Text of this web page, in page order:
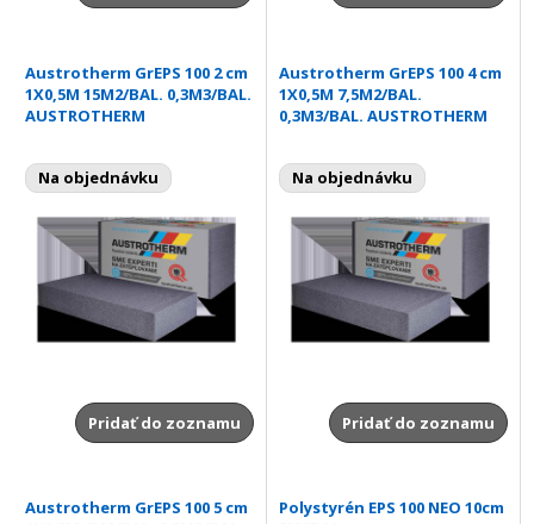
Austrotherm GrEPS 100 2 cm
1X0,5M 15M2/BAL. 0,3M3/BAL.
AUSTROTHERM
Na objednávku
Pridať do zoznamu
Austrotherm GrEPS 100 4 cm
1X0,5M 7,5M2/BAL.
0,3M3/BAL. AUSTROTHERM
Na objednávku
Pridať do zoznamu
Austrotherm GrEPS 100 5 cm
Polystyrén EPS 100 NEO 10cm